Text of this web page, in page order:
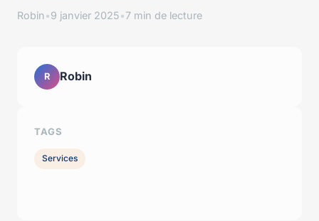
Robin•9 janvier 2025•7 min de lecture
R Robin
TAGS
Services